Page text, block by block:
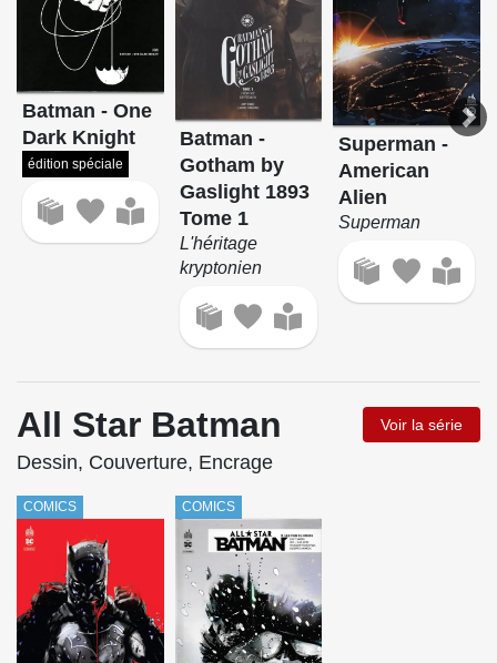
Batman - One
Dark Knight
édition spéciale
Batman -
Gotham by
Gaslight 1893
Tome 1
L'héritage
kryptonien
Superman -
American
Alien
Superman
All Star Batman Voir la série
Dessin, Couverture, Encrage
COMICS COMICS